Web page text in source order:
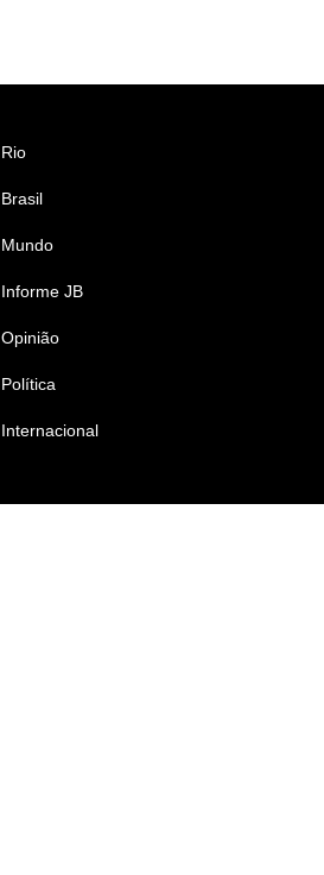
Rio
Brasil
Mundo
Informe JB
Opinião
Política
Internacional